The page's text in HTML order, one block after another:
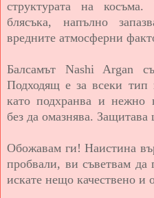
структурата на косъма.
блясъка, напълно
вредните атмосферни
Балсамът Nashi Argan
Подходящ е за всеки тип
като подхранва и нежно
без да омазнява. Защитава
Обожавам ги! Наистина
пробвали, ви съветвам да
искате нещо качествено и